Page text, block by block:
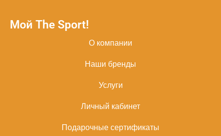
Мой The Sport!
О компании
Наши бренды
Услуги
Личный кабинет
Подарочные сертификаты